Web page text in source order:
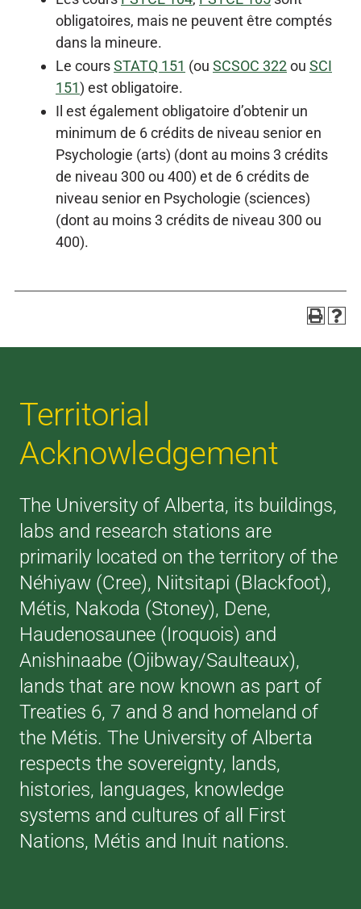
obligatoires, mais ne peuvent être comptés
dans la mineure.
Le coursSTATQ 151 (ou SCSOC 322ou SCI
151) est obligatoire.
Il est également obligatoire d’obtenir un
minimum de 6 crédits de niveau senior en
Psychologie (arts) (dont au moins 3 crédits
de niveau 300 ou 400) et de 6 crédits de
niveau senior en Psychologie (sciences)
(dont au moins 3 crédits de niveau 300 ou
400).
Territorial
Acknowledgement
The University of Alberta, its buildings,
labs and research stations are
primarily located on the territory of the
Néhiyaw (Cree), Niitsitapi (Blackfoot),
Métis, Nakoda (Stoney), Dene,
Haudenosaunee (Iroquois) and
Anishinaabe (Ojibway/Saulteaux),
lands that are now known as part of
Treaties 6, 7 and 8 and homeland of
the Métis. The University of Alberta
respects the sovereignty, lands,
histories, languages, knowledge
systems and cultures of all First
Nations, Métis and Inuit nations.